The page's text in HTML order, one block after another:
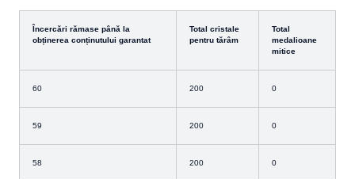
Încercări rămase până la
obținerea conținutului garantat
Total cristale
pentru tărâm
Total
medalioane
mitice
60 200 0
59 200 0
58 200 0